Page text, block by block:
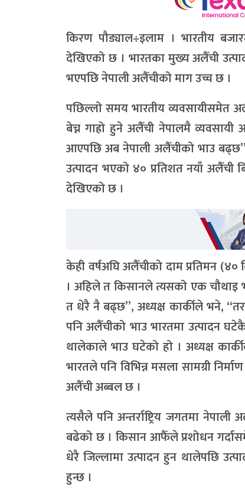
किरण पौड्याल÷इलाम । भारतीय
देखिएको छ । भारतका मुख्य अलैँची
भएपछि नेपाली अलैँचीको माग उच्च छ ।
पछिल्लो समय भारतीय व्यवसायीसमेत
बेच्न गाह्रो हुने अलैँची नेपालमै
आएपछि अब नेपाली अलैँचीको भाउ
उत्पादन भएको ४० प्रतिशत नयाँ अलैँची
देखिएको छ ।
केही वर्षअघि अलैँचीको दाम प्रतिमन
। अहिले त किसानले त्यसको एक चौथाइ
त धेरै नै बढ्छ”, अध्यक्ष कार्कीले भने,
पनि अलैँचीको भाउ भारतमा उत्पादन
थालेकाले भाउ घटेको हो । अध्यक्ष
भारतले पनि विभिन्न मसला सामग्री
अलैँची अब्बल छ ।
त्यसैले पनि अन्तर्राष्ट्रिय जगतमा
बढेको छ । किसान आफैँले प्रशोधन
धेरै जिल्लामा उत्पादन हुन थालेपछि
हुन्छ ।